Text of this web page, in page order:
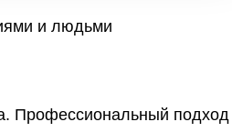
и людьми
Профессиональный подход